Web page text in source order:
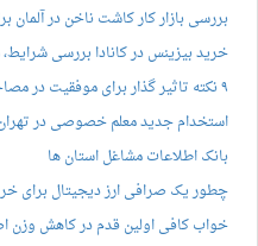
بررسی بازار کار کاشت ناخن در آلمان
خرید بیزینس در کانادا بررسی شرایط،
۹ نکته تاثیر گذار برای موفقیت در مصاحبه کاری آنلاین
استخدام جدید معلم خصوصی در تهران
بانک اطلاعات مشاغل استان ها
چطور یک صرافی ارز دیجیتال برای
خواب کافی اولین قدم در کاهش وزن